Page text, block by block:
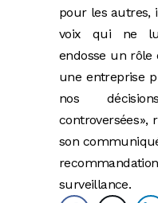
pour les autres,
voix qui ne
endosse un rôle
une entreprise
nos
controversées »,
son
surveillance.